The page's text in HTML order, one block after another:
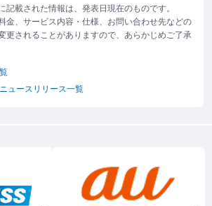
記載された情報は、発表日現在のものです。
金、サービス内容・仕様、お問い合わせ先などの
更されることがありますので、あらかじめご了承
ュースリリース一覧
ンドウで開く 新規ウィンドウで